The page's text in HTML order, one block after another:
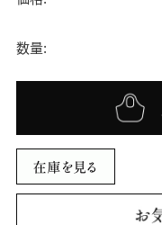
数量: